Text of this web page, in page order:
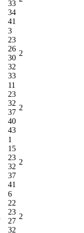
33
34
41
3
23
26
30
32
33
2
11
23
32
37
40
43
2
1
15
23
32
37
41
2
6
22
23
27
32
2